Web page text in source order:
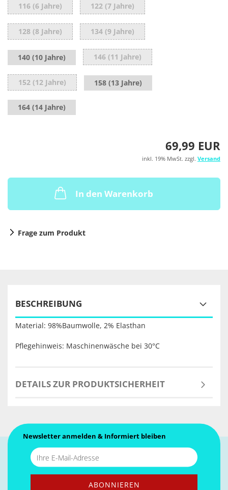
116 (6 Jahre)
122 (7 Jahre)
128 (8 Jahre) 134 (9 Jahre)
140 (10 Jahre) 146 (11 Jahre)
152 (12 Jahre) 158 (13 Jahre)
164 (14 Jahre)
69,99 EUR
inkl. 19% MwSt. zzgl. Versand
In den Warenkorb
Frage zum Produkt
BESCHREIBUNG
Material: 98%Baumwolle, 2% Elasthan
Pflegehinweis: Maschinenwäsche bei 30°C
DETAILS ZUR PRODUKTSICHERHEIT
Newsletter anmelden & Informiert bleiben